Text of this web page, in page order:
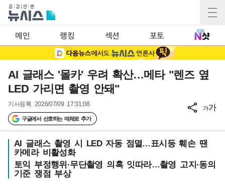
메인 랭킹 섹션 포토
AI 글래스 '몰카' 우려 확산…메타 "렌즈 옆
LED 가리면 촬영 안돼"
기사등록 2026/07/09 17:31:08
구글에서 선호하는 매체로 추가
가가
AI 글래스 촬영 시 LED 자동 점멸…표시등 훼손 땐
카메라 비활성화
토익 부정행위·무단촬영 의혹 잇따라…촬영 고지·동의
기준 쟁점 부상